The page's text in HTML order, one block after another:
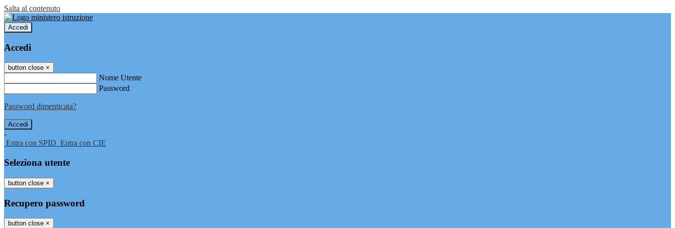
Salta al contenuto
Accedi
Accedi
button close ×
Nome Utente
Password
Password dimenticata?
-
Entra con SPID Entra con CIE
Seleziona utente
button close ×
Recupero password
button close ×